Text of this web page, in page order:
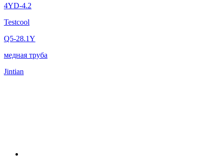
4YD-4.2
Testcool
Q5-28.1Y
медная труба
Jintian